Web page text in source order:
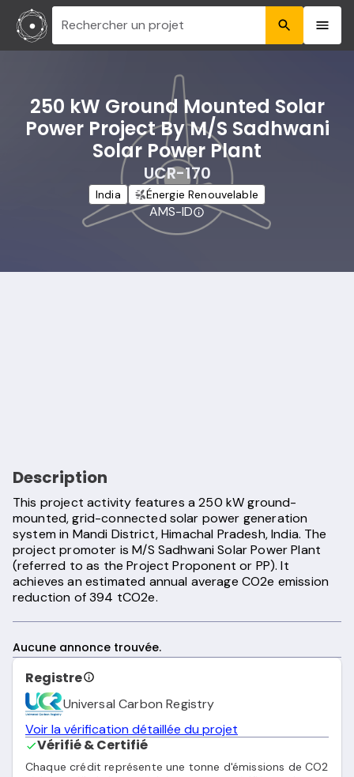
250 kW Ground Mounted Solar
Power Project By M/S Sadhwani
Solar Power Plant
UCR-170
India Énergie Renouvelable
AMS-ID
Description
This project activity features a 250 kW ground-
mounted, grid-connected solar power generation
system in Mandi District, Himachal Pradesh, India. The
project promoter is M/S Sadhwani Solar Power Plant
(referred to as the Project Proponent or PP). It
achieves an estimated annual average CO2e emission
reduction of 394 tCO2e.
Aucune annonce trouvée.
Registre
Universal Carbon Registry
Voir la vérification détaillée du projet
Vérifié & Certifié
Chaque crédit représente une tonne d'émissions de CO2